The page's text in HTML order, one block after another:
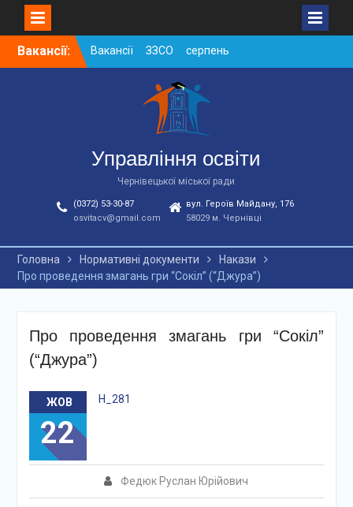
SkipВакансії:
Вакансії ЗЗСО серпень
2026
Вакансії ЗЗСО червень
Вакансії у ЗДО та
дошкільних підрозділах
ЗЗСО станом на
01.08.2026 р.
Управління освіти
Чернівецької міської ради
(0372) 53-30-87
osvitacv@gmail.com
вул. Героїв Майдану, 176
58029 м. Чернівці
Головна Нормативні документи
Накази
Про проведення змагань гри “Сокіл” (“Джура”)
Про проведення змагань гри “Сокіл”
(“Джура”)
ЖОВ
22
Федюк Руслан Юрійович
Н_281